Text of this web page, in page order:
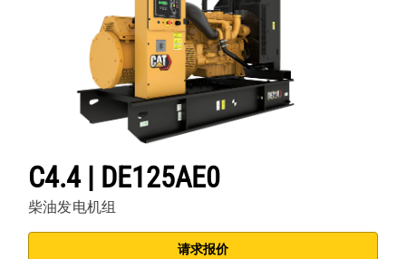
C4.4 | DE125AE0
柴油发电机组
请求报价